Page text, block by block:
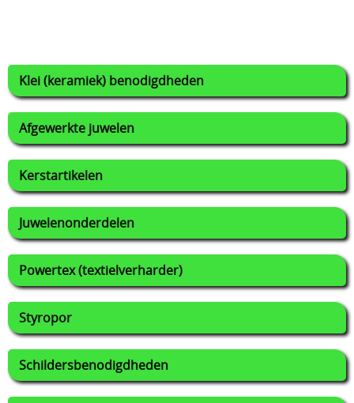
Klei (keramiek) benodigdheden
Afgewerkte juwelen
Kerstartikelen
Juwelenonderdelen
Powertex (textielverharder)
Styropor
Schildersbenodigdheden